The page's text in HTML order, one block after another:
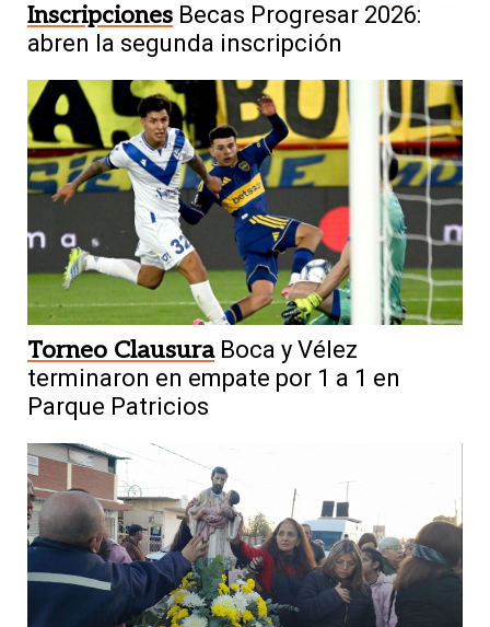
Inscripciones Becas Progresar 2026:
abren la segunda inscripción
Torneo Clausura Boca y Vélez
terminaron en empate por 1 a 1 en
Parque Patricios